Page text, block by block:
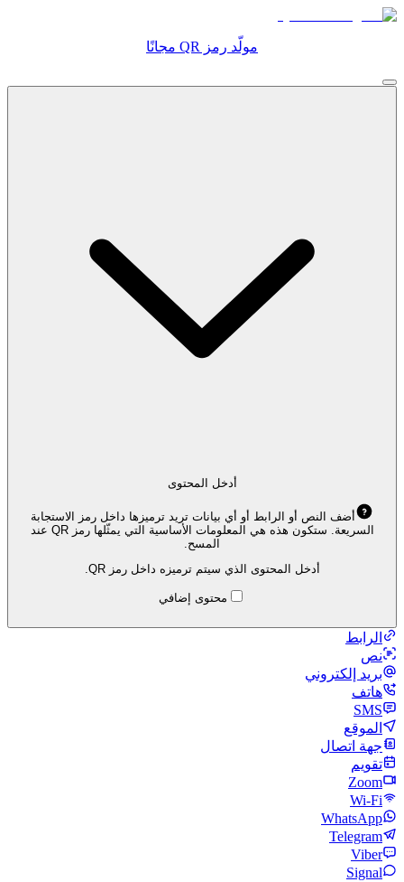
مولّد رمز QR مجانًا
أدخل المحتوى
أضف النص أو الرابط أو أي بيانات تريد ترميزها داخل رمز الاستجابة
السريعة. ستكون هذه هي المعلومات الأساسية التي يمثّلها رمز QR عند
المسح.
أدخل المحتوى الذي سيتم ترميزه داخل رمز QR.
محتوى إضافي
الرابط
نص
بريد إلكتروني
هاتف
SMS
الموقع
جهة اتصال
تقويم
Zoom
Wi‑Fi
WhatsApp
Telegram
Viber
Signal